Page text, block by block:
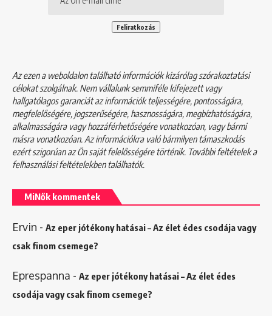
Az ezen a weboldalon található információk kizárólag szórakoztatási
célokat szolgálnak. Nem vállalunk semmiféle kifejezett vagy
hallgatólagos garanciát az információk teljességére, pontosságára,
megfelelőségére, jogszerűségére, hasznosságára, megbízhatóságára,
alkalmasságára vagy hozzáférhetőségére vonatkozóan, vagy bármi
másra vonatkozóan. Az információkra való bármilyen támaszkodás
ezért szigorúan az Ön saját felelősségére történik. További feltételek a
felhasználási feltételekbentalálhatók.
MiNők kommentek
Ervin - Az eper jótékony hatásai – Az élet édes csodája vagy
csak finom csemege?
Eprespanna - Az eper jótékony hatásai – Az élet édes
csodája vagy csak finom csemege?